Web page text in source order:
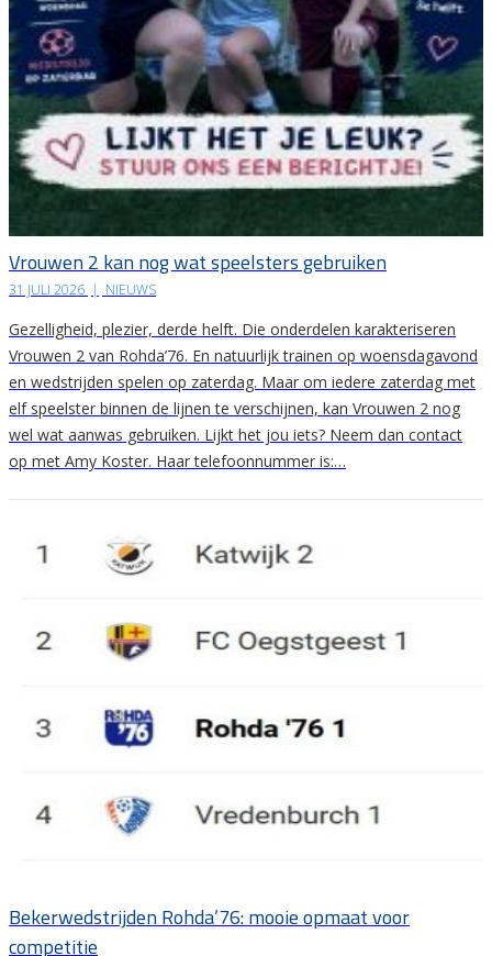
Vrouwen 2 kan nog wat speelsters gebruiken
31 JULI 2026 | NIEUWS
Gezelligheid, plezier, derde helft. Die onderdelen karakteriseren
Vrouwen 2 van Rohda’76. En natuurlijk trainen op woensdagavond
en wedstrijden spelen op zaterdag. Maar om iedere zaterdag met
elf speelster binnen de lijnen te verschijnen, kan Vrouwen 2 nog
wel wat aanwas gebruiken. Lijkt het jou iets? Neem dan contact
op met Amy Koster. Haar telefoonnummer is:…
Bekerwedstrijden Rohda’76: mooie opmaat voor
competitie